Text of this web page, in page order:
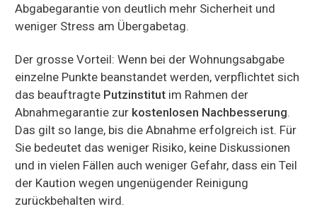
Abgabegarantie von deutlich mehr Sicherheit und
weniger Stress am Übergabetag.
Der grosse Vorteil: Wenn bei der Wohnungsabgabe
einzelne Punkte beanstandet werden, verpflichtet sich
das beauftragte Putzinstitut im Rahmen der
Abnahmegarantie zur kostenlosen Nachbesserung.
Das gilt so lange, bis die Abnahme erfolgreich ist. Für
Sie bedeutet das weniger Risiko, keine Diskussionen
und in vielen Fällen auch weniger Gefahr, dass ein Teil
der Kaution wegen ungenügender Reinigung
zurückbehalten wird.